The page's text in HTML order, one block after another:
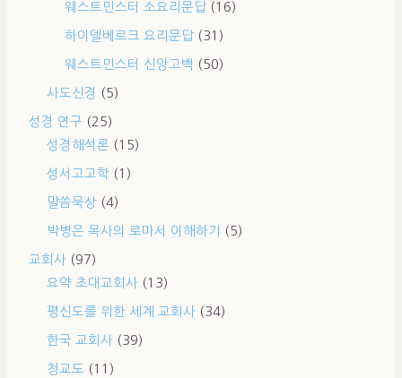
웨스트민스터 소요리문답(16)
하이델베르크 요리문답(31)
웨스트민스터 신앙고백 (50)
사도신경 (5)
성경 연구 (25)
성경해석론 (15)
성서고고학 (1)
말씀묵상 (4)
박병은 목사의 로마서 이해하기 (5)
교회사 (97)
요약 초대교회사 (13)
평신도를 위한 세계 교회사 (34)
한국 교회사 (39)
청교도 (11)